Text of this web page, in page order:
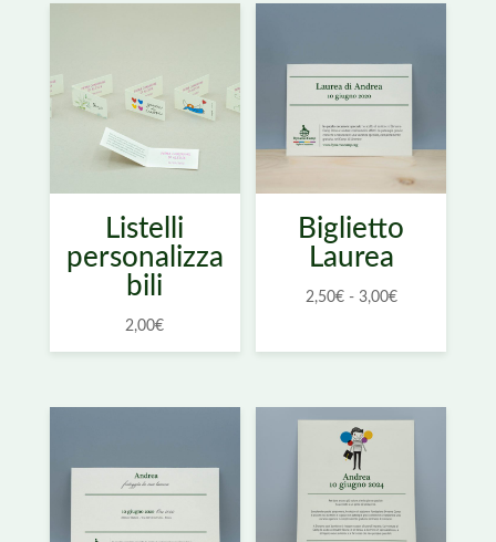
Listelli
personalizza
bili
2,00€
Biglietto
Laurea
2,50€ - 3,00€Fascia
prezzo:
2,50€